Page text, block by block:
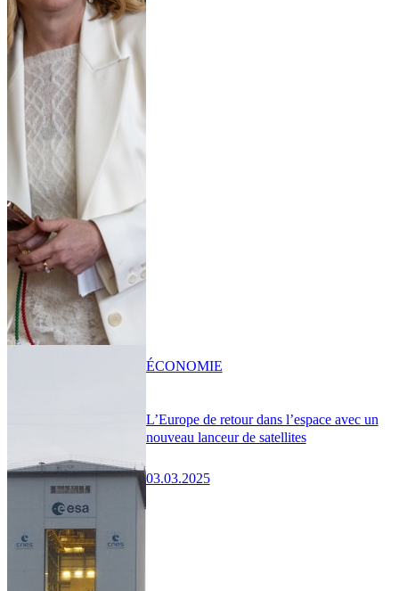
L’Europe de retour dans l’espace avec un
nouveau lanceur de satellites
03.03.2025
ÉCONOMIE